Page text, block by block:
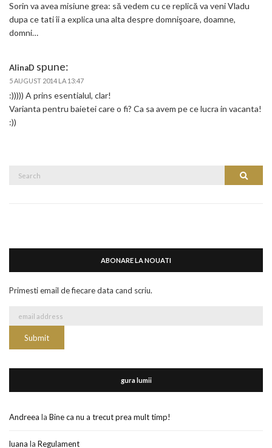
Sorin va avea misiune grea: să vedem cu ce replică va veni Vladu
dupa ce tati îi a explica una alta despre domnişoare, doamne,
domni…
AlinaD spune:
5 AUGUST 2014 LA 13:47
:))))) A prins esentialul, clar!
Varianta pentru baietei care o fi? Ca sa avem pe ce lucra in vacanta!
:))
Search
ABONARE LA NOUATI
Primesti email de fiecare data cand scriu.
gura lumii
Andreea la Bine ca nu a trecut prea mult timp!
luana la Regulament